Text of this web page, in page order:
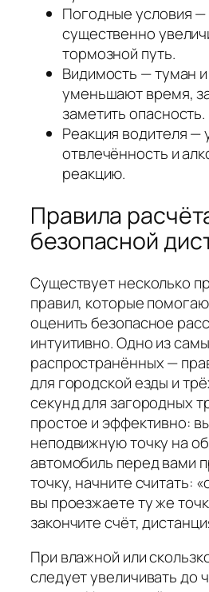
Погодные условия
существенно
тормозной путь.
Видимость — туман
уменьшают время,
заметить опасность.
Реакция водителя —
отвлечённость и
реакцию.
Правила
безопасной
Существует несколько
правил, которые
оценить безопасное
интуитивно. Одно из
распространённых —
для городской езды и
секунд для загородных
простое и эффективно:
неподвижную точку на
автомобиль перед вами
точку, начните считать:
вы проезжаете ту же
закончите счёт,
При влажной или
следует увеличивать до